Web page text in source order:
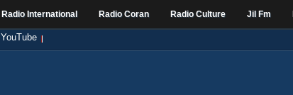
Radio International Radio Coran Radio Culture Jil Fm
YouTube